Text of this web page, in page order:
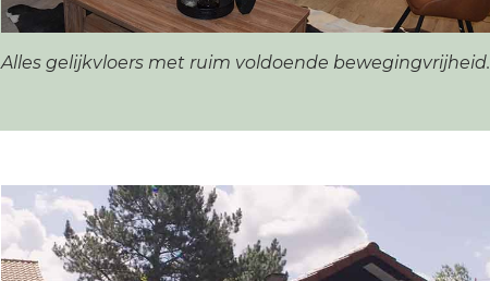
Alles gelijkvloers met ruim voldoende bewegingvrijheid.